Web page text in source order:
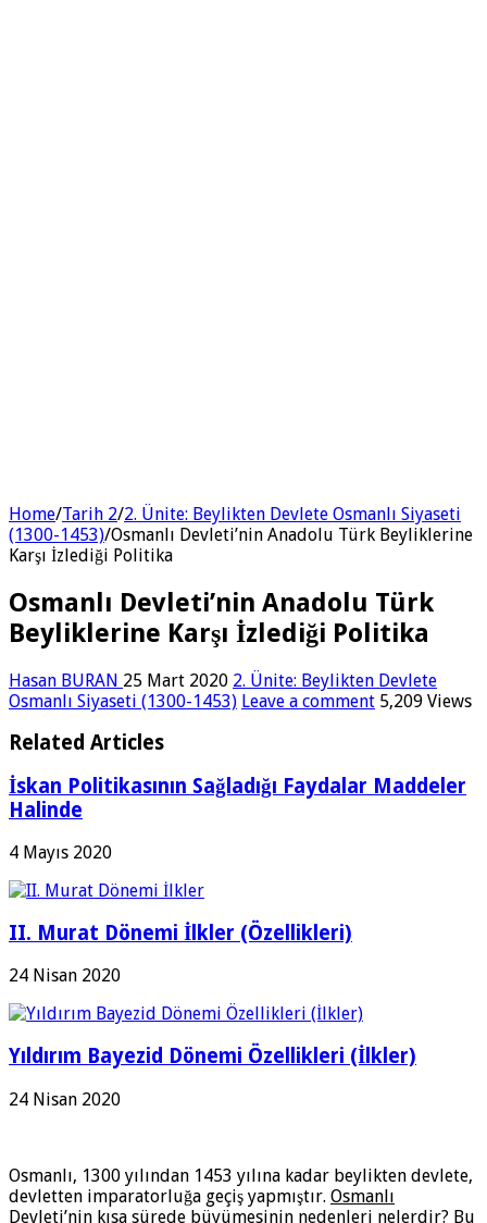
Home/Tarih 2/2. Ünite: Beylikten Devlete Osmanlı Siyaseti
(1300-1453)/Osmanlı Devleti’nin Anadolu Türk Beyliklerine
Karşı İzlediği Politika
Osmanlı Devleti’nin Anadolu Türk
Beyliklerine Karşı İzlediği Politika
Hasan BURAN 25 Mart 2020 2. Ünite: Beylikten Devlete
Osmanlı Siyaseti (1300-1453) Leave a comment 5,209 Views
Related Articles
İskan Politikasının Sağladığı Faydalar Maddeler
Halinde
4 Mayıs 2020
II. Murat Dönemi İlkler (Özellikleri)
24 Nisan 2020
Yıldırım Bayezid Dönemi Özellikleri (İlkler)
24 Nisan 2020
Osmanlı, 1300 yılından 1453 yılına kadar beylikten devlete,
devletten imparatorluğa geçiş yapmıştır. Osmanlı
Devleti’nin kısa sürede büyümesinin nedenleri nelerdir? Bu